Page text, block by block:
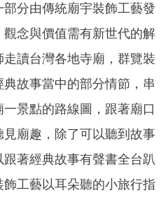
分由傳統廟宇裝飾工藝發
念與價值需有新世代的解
讀台灣各地寺廟，群覽裝
故事當中的部分情節，串
景點的路線圖，跟著廟口
廟趣，除了可以聽到故事
著經典故事有聲書全台趴
工藝以耳朵聽的小旅行指